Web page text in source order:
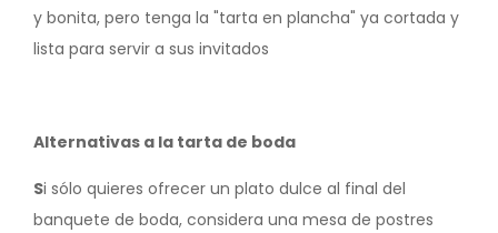
y bonita, pero tenga la "tarta en plancha" ya cortada y
lista para servir a sus invitados
Alternativas a la tarta de boda
Si sólo quieres ofrecer un plato dulce al final del
banquete de boda, considera una mesa de postres